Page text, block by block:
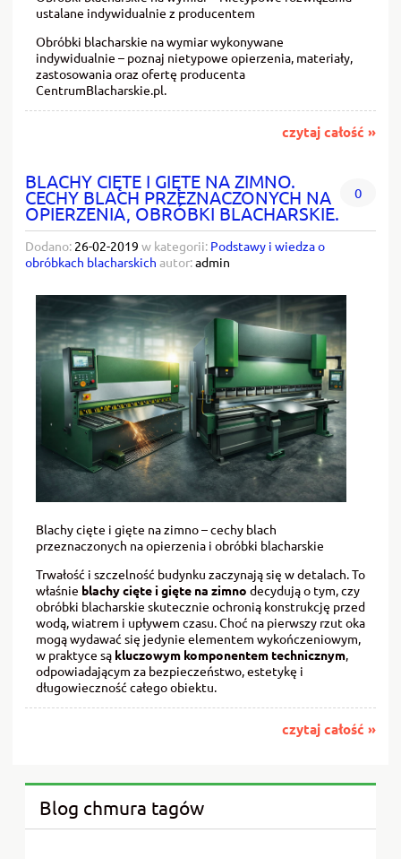
ustalane indywidualnie z producentem
Obróbki blacharskie na wymiar wykonywane
indywidualnie – poznaj nietypowe opierzenia, materiały,
zastosowania oraz ofertę producenta
CentrumBlacharskie.pl.
czytaj całość »
BLACHY CIĘTE I GIĘTE NA ZIMNO.
CECHY BLACH PRZEZNACZONYCH NA
OPIERZENIA, OBRÓBKI BLACHARSKIE.
0
Dodano: 26-02-2019 w kategorii: Podstawy i wiedza o
obróbkach blacharskich autor:admin
Blachy cięte i gięte na zimno – cechy blach
przeznaczonych na opierzenia i obróbki blacharskie
Trwałość i szczelność budynku zaczynają się w detalach. To
właśnie blachy cięte i gięte na zimno decydują o tym, czy
obróbki blacharskie skutecznie ochronią konstrukcję przed
wodą, wiatrem i upływem czasu. Choć na pierwszy rzut oka
mogą wydawać się jedynie elementem wykończeniowym,
w praktyce są kluczowym komponentem technicznym,
odpowiadającym za bezpieczeństwo, estetykę i
długowieczność całego obiektu.
czytaj całość »
Blog chmura tagów